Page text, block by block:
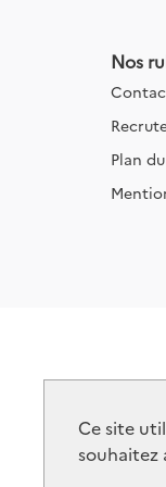
Ce site
souhaitez
Nos
Plan